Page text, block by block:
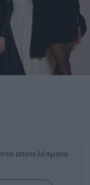
στα αποτελέσματα